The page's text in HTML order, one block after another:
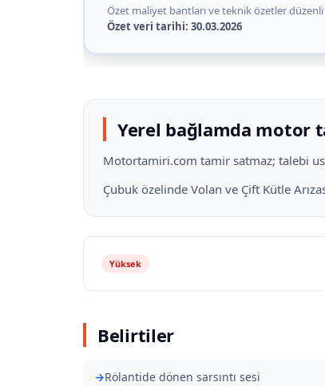
Özet maliyet bantları ve teknik özetler
Özet veri tarihi: 30.03.2026
Yerel bağlamda motor
Motortamiri.com tamir satmaz; talebi
Çubuk özelinde Volan ve Çift Kütle
Yüksek
Belirtiler
Rölantide dönen sarsıntı sesi